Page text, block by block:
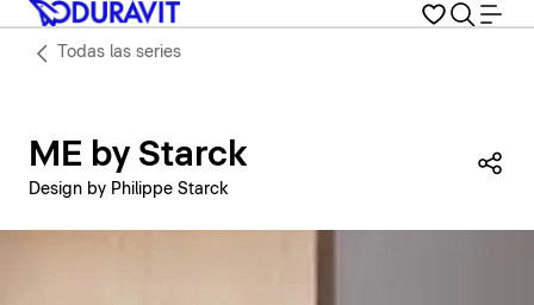
Todas las series
ME by Starck
Design by Philippe Starck